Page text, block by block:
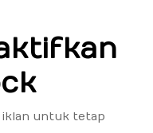
iklan untuk tetap